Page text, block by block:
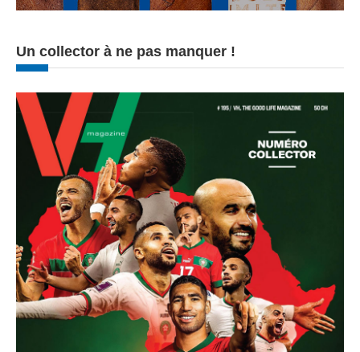
Un collector à ne pas manquer !